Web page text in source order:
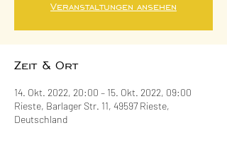
Veranstaltungen ansehen
Zeit & Ort
14. Okt. 2022, 20:00 – 15. Okt. 2022, 09:00
Rieste, Barlager Str. 11, 49597 Rieste,
Deutschland